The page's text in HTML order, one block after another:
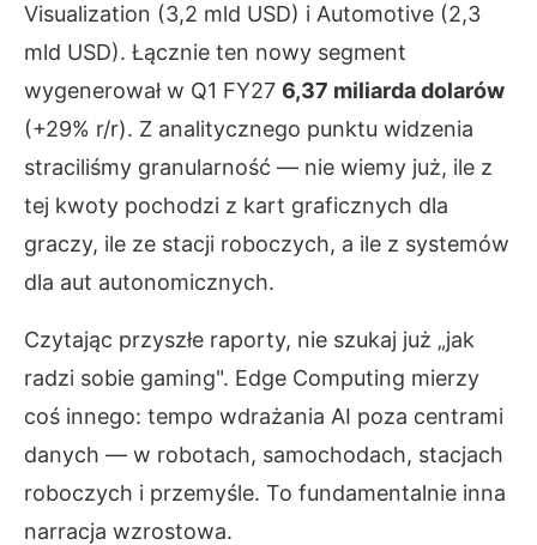
Visualization (3,2 mld USD) i Automotive (2,3
mld USD). Łącznie ten nowy segment
wygenerował w Q1 FY27 6,37 miliarda dolarów
(+29% r/r). Z analitycznego punktu widzenia
straciliśmy granularność — nie wiemy już, ile z
tej kwoty pochodzi z kart graficznych dla
graczy, ile ze stacji roboczych, a ile z systemów
dla aut autonomicznych.
Czytając przyszłe raporty, nie szukaj już „jak
radzi sobie gaming". Edge Computing mierzy
coś innego: tempo wdrażania AI poza centrami
danych — w robotach, samochodach, stacjach
roboczych i przemyśle. To fundamentalnie inna
narracja wzrostowa.